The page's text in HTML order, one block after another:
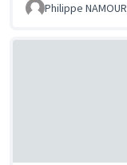
Philippe NAMOUR